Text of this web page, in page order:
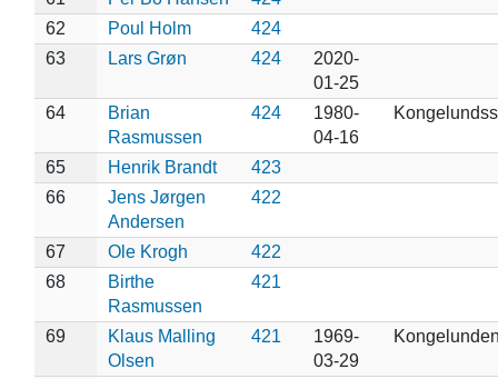
62
Poul Holm
424
63
Lars Grøn 424
2020-
01-25
64
Brian
Rasmussen
424
1980-
04-16
65 Henrik Brandt
423
66
Jens Jørgen
Andersen
422
67 Ole Krogh
422
68
Birthe
Rasmussen
421
69
Klaus Malling
Olsen
421
1969-
03-29